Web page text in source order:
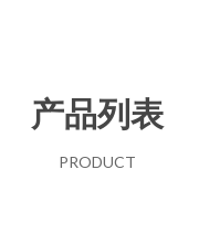
产品列表
PRODUCT